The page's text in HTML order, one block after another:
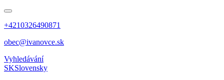
+4210326490871
obec@ivanovce.sk
Vyhledávání
SKSlovensky